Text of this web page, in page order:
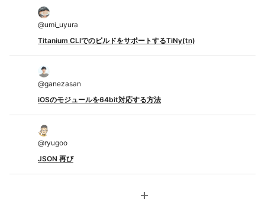
@umi_uyura
Titanium CLIでのビルドをサポートするTiNy(tn)
@ganezasan
iOSのモジュールを64bit対応する方法
@ryugoo
JSON 再び
add